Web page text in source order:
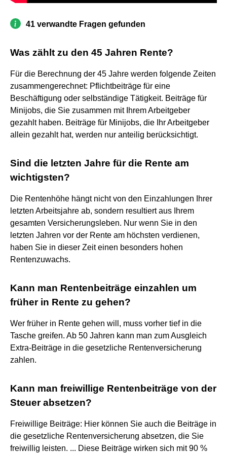
41 verwandte Fragen gefunden
Was zählt zu den 45 Jahren Rente?
Für die Berechnung der 45 Jahre werden folgende Zeiten
zusammengerechnet: Pflichtbeiträge für eine
Beschäftigung oder selbständige Tätigkeit. Beiträge für
Minijobs, die Sie zusammen mit Ihrem Arbeitgeber
gezahlt haben. Beiträge für Minijobs, die Ihr Arbeitgeber
allein gezahlt hat, werden nur anteilig berücksichtigt.
Sind die letzten Jahre für die Rente am
wichtigsten?
Die Rentenhöhe hängt nicht von den Einzahlungen Ihrer
letzten Arbeitsjahre ab, sondern resultiert aus Ihrem
gesamten Versicherungsleben. Nur wenn Sie in den
letzten Jahren vor der Rente am höchsten verdienen,
haben Sie in dieser Zeit einen besonders hohen
Rentenzuwachs.
Kann man Rentenbeiträge einzahlen um
früher in Rente zu gehen?
Wer früher in Rente gehen will, muss vorher tief in die
Tasche greifen. Ab 50 Jahren kann man zum Ausgleich
Extra-Beiträge in die gesetzliche Rentenversicherung
zahlen.
Kann man freiwillige Rentenbeiträge von der
Steuer absetzen?
Freiwillige Beiträge: Hier können Sie auch die Beiträge in
die gesetzliche Rentenversicherung absetzen, die Sie
freiwillig leisten. ... Diese Beiträge wirken sich mit 90 %